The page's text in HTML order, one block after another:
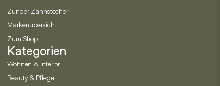
Zunder Zahnstocher
Markenübersicht
Zum Shop
Kategorien
Wohnen & Interior
Beauty & Pflege